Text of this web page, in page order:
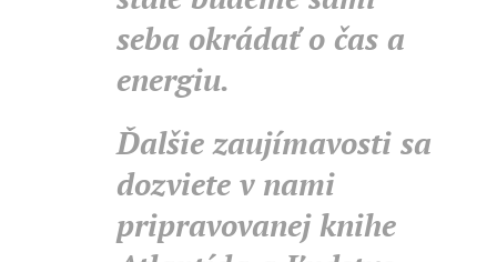
seba okrádať o čas a
energiu.
Ďalšie zaujímavosti sa
dozviete v nami
pripravovanej knihe